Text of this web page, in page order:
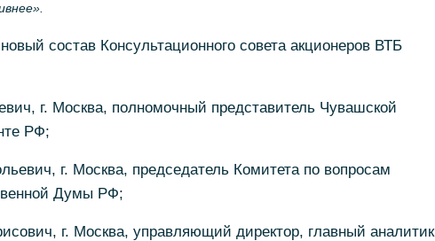
состав Консультационного совета акционеров ВТБ
г. Москва, полномочный представитель Чувашской
РФ;
г. Москва, председатель Комитета по вопросам
Думы РФ;
г. Москва, управляющий директор, главный аналитик